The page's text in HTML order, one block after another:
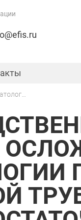
Определение наследственной предрасположенности к осложнениям беременности и патологии плода (дефекты невральной трубки; фетоплацентарная недостаточность; задержка развития плода; преждевременная отслойка плаценты; преэклампсия; преэмбриональные и эмбриональные потери) (F2, F5, SERPINE1, FGB, MTHFR, ACE, AGT)